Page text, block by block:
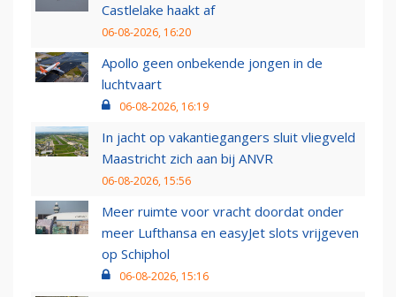
Castlelake haakt af
06-08-2026, 16:20
Apollo geen onbekende jongen in de
luchtvaart
06-08-2026, 16:19
In jacht op vakantiegangers sluit vliegveld
Maastricht zich aan bij ANVR
06-08-2026, 15:56
Meer ruimte voor vracht doordat onder
meer Lufthansa en easyJet slots vrijgeven
op Schiphol
06-08-2026, 15:16